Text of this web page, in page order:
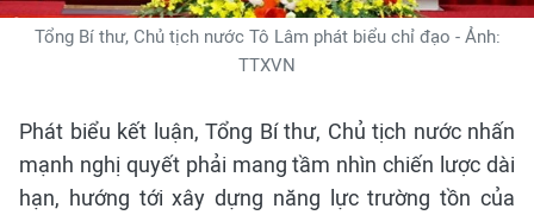
Tổng Bí thư, Chủ tịch nước Tô Lâm phát biểu chỉ đạo - Ảnh:
TTXVN
Phát biểu kết luận, Tổng Bí thư, Chủ tịch nước nhấn
mạnh nghị quyết phải mang tầm nhìn chiến lược dài
hạn, hướng tới xây dựng năng lực trường tồn của